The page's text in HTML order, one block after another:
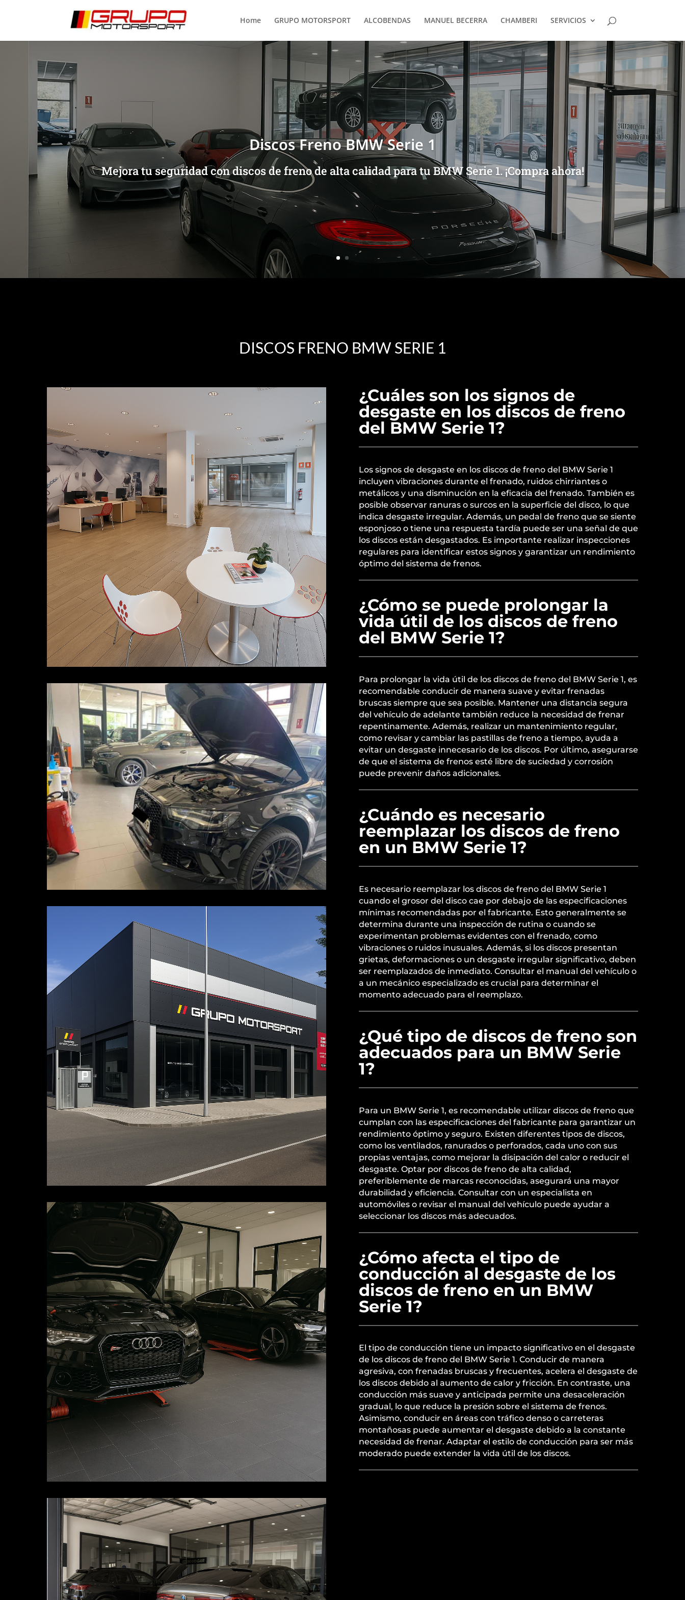
Home GRUPO MOTORSPORT ALCOBENDAS MANUEL BECERRA CHAMBERI SERVICIOS
Discos Freno BMW Serie 1
Mejora tu seguridad con discos de freno de alta calidad para tu BMW Serie 1. ¡Compra ahora!
DISCOS FRENO BMW SERIE 1
¿Cuáles son los signos de
desgaste en los discos de freno
del BMW Serie 1?
Los signos de desgaste en los discos de freno del BMW Serie 1
incluyen vibraciones durante el frenado, ruidos chirriantes o
metálicos y una disminución en la eficacia del frenado. También es
posible observar ranuras o surcos en la superficie del disco, lo que
indica desgaste irregular. Además, un pedal de freno que se siente
esponjoso o tiene una respuesta tardía puede ser una señal de que
los discos están desgastados. Es importante realizar inspecciones
regulares para identificar estos signos y garantizar un rendimiento
óptimo del sistema de frenos.
¿Cómo se puede prolongar la
vida útil de los discos de freno
del BMW Serie 1?
Para prolongar la vida útil de los discos de freno del BMW Serie 1, es
recomendable conducir de manera suave y evitar frenadas
bruscas siempre que sea posible. Mantener una distancia segura
del vehículo de adelante también reduce la necesidad de frenar
repentinamente. Además, realizar un mantenimiento regular,
como revisar y cambiar las pastillas de freno a tiempo, ayuda a
evitar un desgaste innecesario de los discos. Por último, asegurarse
de que el sistema de frenos esté libre de suciedad y corrosión
puede prevenir daños adicionales.
¿Cuándo es necesario
reemplazar los discos de freno
en un BMW Serie 1?
Es necesario reemplazar los discos de freno del BMW Serie 1
cuando el grosor del disco cae por debajo de las especificaciones
mínimas recomendadas por el fabricante. Esto generalmente se
determina durante una inspección de rutina o cuando se
experimentan problemas evidentes con el frenado, como
vibraciones o ruidos inusuales. Además, si los discos presentan
grietas, deformaciones o un desgaste irregular significativo, deben
ser reemplazados de inmediato. Consultar el manual del vehículo o
a un mecánico especializado es crucial para determinar el
momento adecuado para el reemplazo.
¿Qué tipo de discos de freno son
adecuados para un BMW Serie
1?
Para un BMW Serie 1, es recomendable utilizar discos de freno que
cumplan con las especificaciones del fabricante para garantizar un
rendimiento óptimo y seguro. Existen diferentes tipos de discos,
como los ventilados, ranurados o perforados, cada uno con sus
propias ventajas, como mejorar la disipación del calor o reducir el
desgaste. Optar por discos de freno de alta calidad,
preferiblemente de marcas reconocidas, asegurará una mayor
durabilidad y eficiencia. Consultar con un especialista en
automóviles o revisar el manual del vehículo puede ayudar a
seleccionar los discos más adecuados.
¿Cómo afecta el tipo de
conducción al desgaste de los
discos de freno en un BMW
Serie 1?
El tipo de conducción tiene un impacto significativo en el desgaste
de los discos de freno del BMW Serie 1. Conducir de manera
agresiva, con frenadas bruscas y frecuentes, acelera el desgaste de
los discos debido al aumento de calor y fricción. En contraste, una
conducción más suave y anticipada permite una desaceleración
gradual, lo que reduce la presión sobre el sistema de frenos.
Asimismo, conducir en áreas con tráfico denso o carreteras
montañosas puede aumentar el desgaste debido a la constante
necesidad de frenar. Adaptar el estilo de conducción para ser más
moderado puede extender la vida útil de los discos.